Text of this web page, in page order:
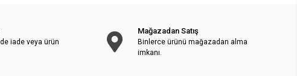
iade veya ürün
Mağazadan Satış
Binlerce ürünü mağazadan alma
imkanı.